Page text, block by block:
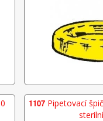
1107Pipetovací